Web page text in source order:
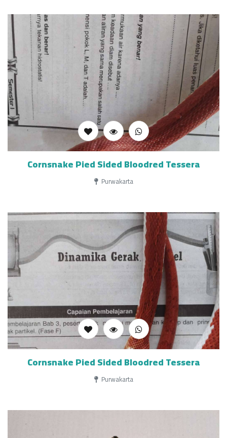
Cornsnake Pied Sided Bloodred Tessera
Purwakarta
Cornsnake Pied Sided Bloodred Tessera
Purwakarta